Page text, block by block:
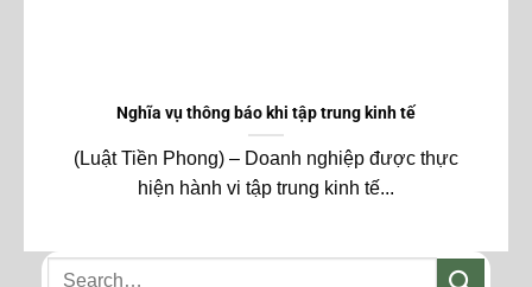
Nghĩa vụ thông báo khi tập trung kinh tế
(Luật Tiền Phong) – Doanh nghiệp được thực
hiện hành vi tập trung kinh tế...